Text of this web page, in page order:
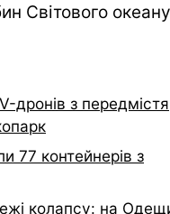
Світового
дронів з передмістя
77 контейнерів з
колапсу: на